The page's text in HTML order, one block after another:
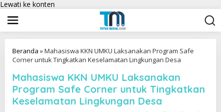
Lewati ke konten
Beranda »Mahasiswa KKN UMKU Laksanakan Program Safe
Corner untuk Tingkatkan Keselamatan Lingkungan Desa
Mahasiswa KKN UMKU Laksanakan
Program Safe Corner untuk Tingkatkan
Keselamatan Lingkungan Desa